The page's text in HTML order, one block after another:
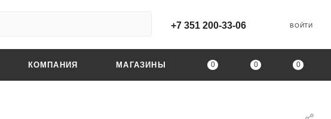
+7 351 200-33-06 ВОЙТИ
0 0 0
КОМПАНИЯ МАГАЗИНЫ